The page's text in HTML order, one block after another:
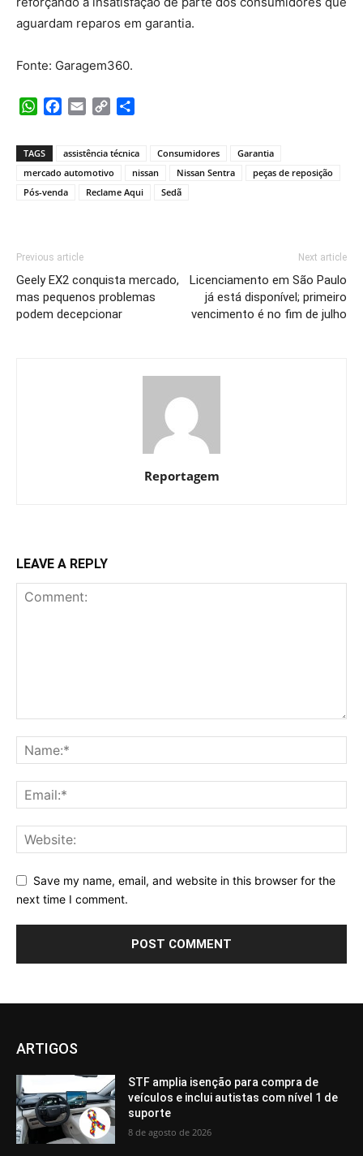
aguardam reparos em garantia.
Fonte: Garagem360.
WhatsApp
Facebook
Email Copy
TAGS assistência técnica Consumidores
Garantia
mercado automotivo
nissan Nissan Sentra
peças de reposição
Pós-venda
Reclame Aqui Sedã
Previous article
Geely EX2 conquista mercado,
mas pequenos problemas
podem decepcionar
Next article
Licenciamento em São Paulo
já está disponível; primeiro
vencimento é no fim de julho
Reportagem
LEAVE A REPLY
Save my name, email, and website in this browser for the
next time I comment.
ARTIGOS
STF amplia isenção para compra de
veículos e inclui autistas com nível 1 de
suporte
8 de agosto de 2026